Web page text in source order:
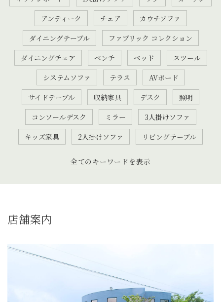
アンティーク
チェア
カウチソファ
ダイニングテーブル
ファブリック コレクション
ダイニングチェア
ベンチ ベッド
スツール
システムソファ
テラス
AVボード
サイドテーブル
収納家具 デスク
照明
コンソールデスク
ミラー
3人掛けソファ
キッズ家具
2人掛けソファ リビングテーブル
全てのキーワードを表示
店舗案内